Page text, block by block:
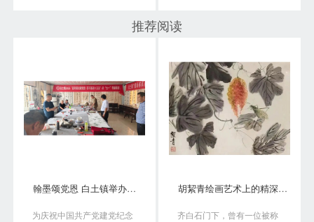
推荐阅读
翰墨颂党恩 白土镇举办书画笔会庆“七一”
为庆祝中国共产党建党纪念
胡絜青绘画艺术上的精深造诣从何而来?
齐白石门下，曾有一位被称